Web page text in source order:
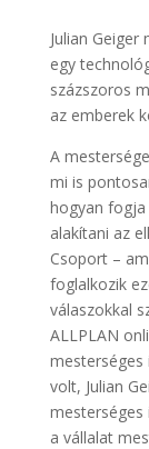
Julian
egy
százszoros
az emberek
A
mi is
hogyan fogja
alakítani az
Csoport –
foglalkozik
válaszokkal
ALLPLAN
mesterséges
volt, Julian
a vállalat